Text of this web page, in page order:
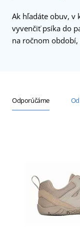
Ak hľadáte obuv, v
vyvenčiť psíka do
na ročnom období,
Odporúčáme